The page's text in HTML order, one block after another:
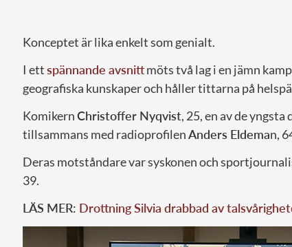
Konceptet är lika enkelt som genialt.
I ettspännande avsnittmöts två lag i en jämn
geografiska kunskaper och håller tittarna på
KomikernChristoffer Nyqvist, 25, en av de
tillsammans med radioprofilenAnders Eldeman,
Deras motståndare var syskonen och
39.
LÄS MER: Drottning Silvia drabbad av